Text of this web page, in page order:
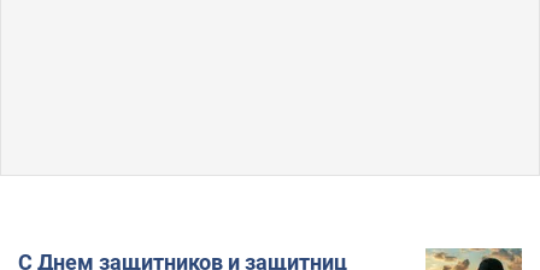
С Днем защитников и защитниц